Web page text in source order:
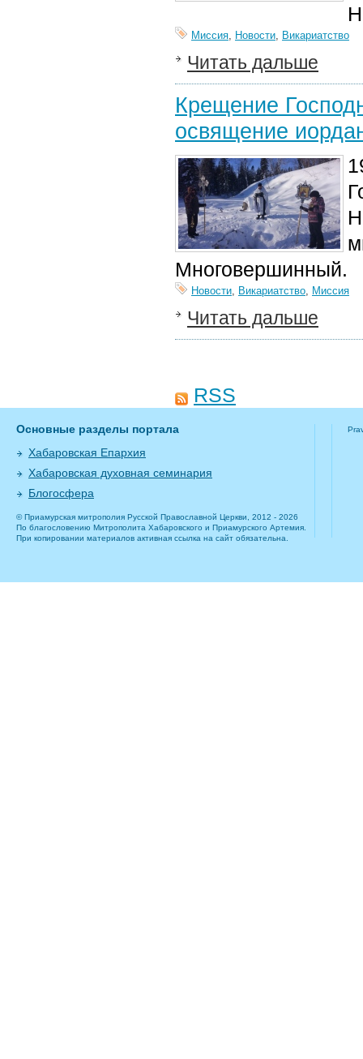
Миссия, Новости, Викариатство
Читать дальше
Крещение
освящение
Многовершинный.
Новости, Викариатство, Миссия
Читать дальше
RSS
Основные разделы портала
Хабаровская Епархия
Хабаровская духовная семинария
Блогосфера
© Приамурская митрополия Русской Православной Церкви, 2012 - 2026
По благословению Митрополита Хабаровского и Приамурского Артемия.
При копировании материалов активная ссылка на сайт обязательна.